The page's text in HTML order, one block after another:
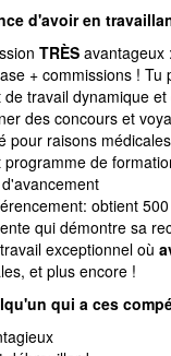
d'avoir en
TRÈS avantageux :
+ commissions !
travail dynamique et
des concours et
pour raisons
de
obtient
qui démontre sa
exceptionnel où
et plus encore !
qui a ces